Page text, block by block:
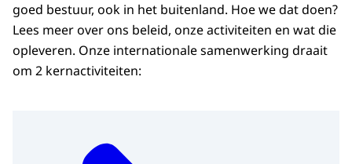
goed bestuur, ook in het buitenland. Hoe we dat doen?
Lees meer over ons beleid, onze activiteiten en wat die
opleveren. Onze internationale samenwerking draait
om 2 kernactiviteiten: